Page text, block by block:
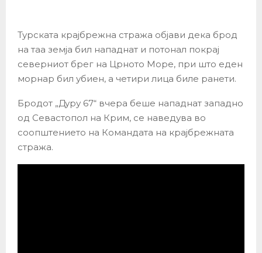
Турската крајбрежна стража објави дека брод
на таа земја бил нападнат и потонал покрај
северниот брег на Црното Море, при што еден
морнар бил убиен, а четири лица биле ранети.
Бродот „Дуру 67“ вчера беше нападнат западно
од Севастопол на Крим, се наведува во
соопштението на Командата на крајбрежната
стража.